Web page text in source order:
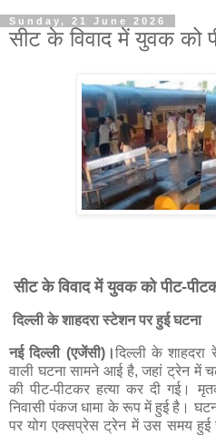
Sunday, 21 June 2026
सीट के विवाद में युवक को
सीट के विवाद में युवक को पीट-
दिल्ली के शाहदरा स्टेशन पर हुई घटना
नई दिल्ली (एजेंसी)।दिल्ली के
वाली घटना सामने आई है, जहां ट्रेन में
की पीट-पीटकर हत्या कर दी गई।
निवासी पंकज धामा के रूप में हुई है।
पर योग एक्सप्रेस ट्रेन में उस समय हुई